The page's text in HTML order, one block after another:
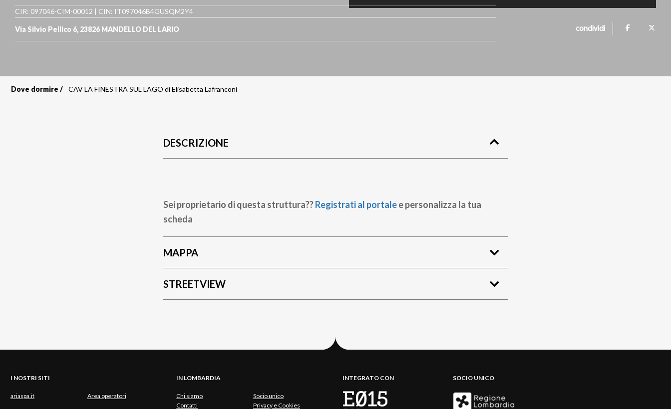
CIR: 097046-CIM-00012 | CIN: IT097046B4GUSQM2Y4
Via Silvio Pellico 6, 23826 MANDELLO DEL LARIO condividi
Dove dormire CAV LA FINESTRA SUL LAGO di Elisabetta Lafranconi
DESCRIZIONE
Sei proprietario di questa struttura??Registrati al portalee personalizza la tua
scheda
MAPPA
STREETVIEW
I NOSTRI SITI
ariaspa.it Area operatori
IN LOMBARDIA
Chi siamo
Socio unico
Contatti
Privacy e Cookies
INTEGRATO CON SOCIO UNICO